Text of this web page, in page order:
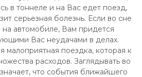
в тоннеле и на Вас едет поезд,
серьезная болезнь. Если во сне
автомобиле, Вам придется
Вас неудачами в делах.
малоприятная поездка, которая к
расходов. Заглядывать во
что события ближайшего